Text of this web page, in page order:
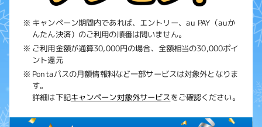
キャンペーン期間内であれば、エントリー、au PAY（auか
んたん決済）のご利用の順番は問いません。
ご利用金額が通算30,000円の場合、全額相当の30,000ポイ
ント還元
Pontaパスの月額情報料など一部サービスは対象外となりま
す。
詳細は下記キャンペーン対象外サービスをご確認ください。